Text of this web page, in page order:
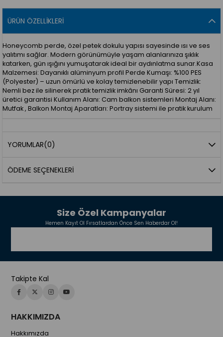
ÜRÜN ÖZELLIKLERI
Honeycomb perde, özel petek dokulu yapısı sayesinde ısı ve ses
yalıtımı sağlar. Modern görünümüyle yaşam alanlarınıza şıklık
katarken, gün ışığını yumuşatarak ideal bir aydınlatma sunar.Kasa
Malzemesi: Dayanıklı alüminyum profil Perde Kumaşı: %100 PES
(Polyester) – uzun ömürlü ve kolay temizlenebilir yapı Temizlik:
Nemli bez ile silinerek pratik temizlik imkânı Garanti Süresi: 2 yıl
üretici garantisi Kullanım Alanı: Cam balkon sistemleri Montaj Alanı:
Mutfak , Balkon Montaj Aparatları: Portray sistemi ile pratik kurulum
YORUMLAR(0)
ÖDEME SEÇENEKLERI
Size Özel Kampanyalar
Hemen Kayıt Ol Fırsatlardan Önce Sen Haberdar Ol!
Takipte Kal
HAKKIMIZDA
Hakkımızda